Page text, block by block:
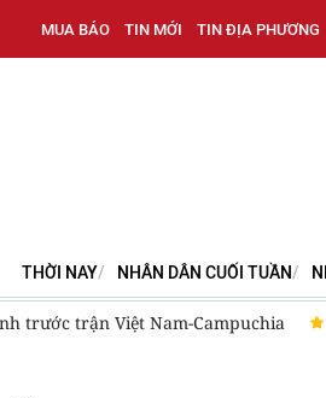
MUA BÁO TIN MỚI TIN ĐỊA PHƯƠNG
THỜI NAY NHÂN DÂN CUỐI TUẦN
trước trận Việt Nam-Campuchia